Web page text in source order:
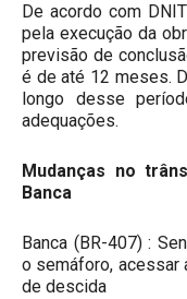
De acordo com
pela execução da
previsão de
é de até 12 meses.
longo desse
adequações.
Mudanças no
Banca
Banca (BR-407) :
o semáforo, acessar
de descida